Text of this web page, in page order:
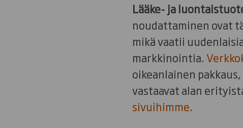
Lääke- ja
noudattaminen ovat
mikä vaatii
markkinointia.
oikeanlainen
vastaavat alan
sivuihimme.